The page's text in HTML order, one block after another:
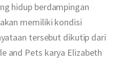
hidup berdampingan
memiliki kondisi
tersebut dikutip dari
and Pets karya Elizabeth